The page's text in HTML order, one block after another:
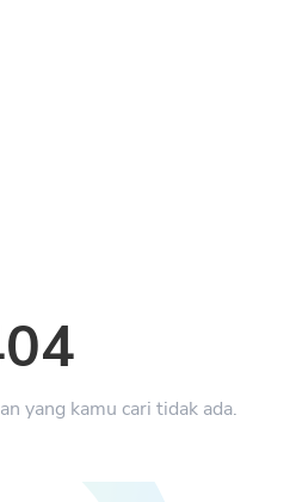
yang kamu cari tidak ada.